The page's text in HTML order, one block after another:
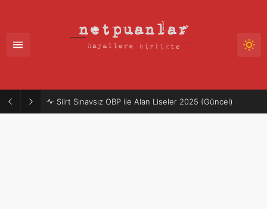
Siirt Sınavsız OBP ile Alan Liseler 2025 (Güncel)